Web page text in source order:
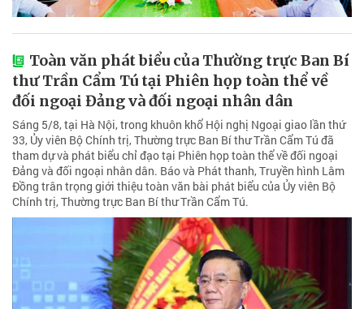
Toàn văn phát biểu của Thường trực Ban Bí
thư Trần Cẩm Tú tại Phiên họp toàn thể về
đối ngoại Đảng và đối ngoại nhân dân
Sáng 5/8, tại Hà Nội, trong khuôn khổ Hội nghị Ngoại giao lần thứ
33, Ủy viên Bộ Chính trị, Thường trực Ban Bí thư Trần Cẩm Tú đã
tham dự và phát biểu chỉ đạo tại Phiên họp toàn thể về đối ngoại
Đảng và đối ngoại nhân dân. Báo và Phát thanh, Truyền hình Lâm
Đồng trân trọng giới thiệu toàn văn bài phát biểu của Ủy viên Bộ
Chính trị, Thường trực Ban Bí thư Trần Cẩm Tú.